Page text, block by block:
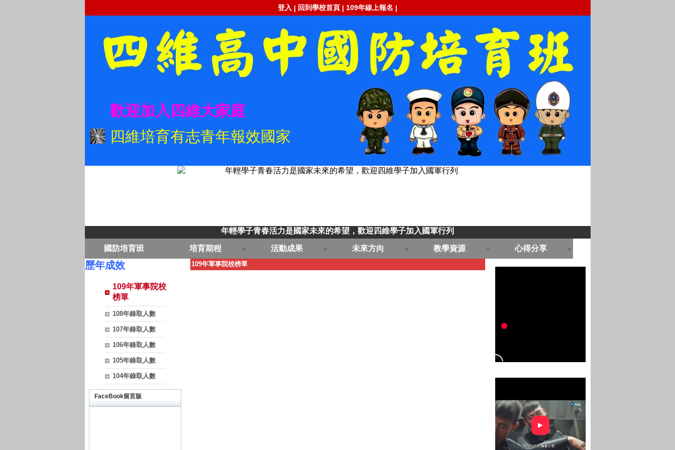
登入 | 回到學校首頁 | 109年線上報名 |
歡迎加入四維大家庭
四維培育有志青年報效國家
年輕學子青春活力是國家未來的希望，歡迎四維學子加入國軍行列
國防培育班 培育期程 活動成果 未來方向 教學資源 心得分享
歷年成效
109年軍事院校
榜單
108年錄取人數
107年錄取人數
106年錄取人數
105年錄取人數
104年錄取人數
FaceBook留言版
109年軍事院校榜單
►